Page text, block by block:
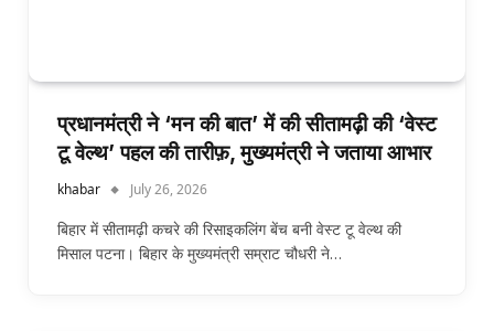
प्रधानमंत्री ने ‘मन की बात’ में की सीतामढ़ी की ‘वेस्ट
टू वेल्थ’ पहल की तारीफ़, मुख्यमंत्री ने जताया आभार
khabar July 26, 2026
बिहार में सीतामढ़ी कचरे की रिसाइकलिंग बेंच बनी वेस्ट टू वेल्थ की
मिसाल पटना। बिहार के मुख्यमंत्री सम्राट चौधरी ने…